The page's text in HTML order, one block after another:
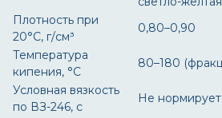
Плотность при
20°C, г/см³
0,80–0,90
Температура
кипения, °C
80–180
Условная вязкость
по ВЗ-246, с
Не